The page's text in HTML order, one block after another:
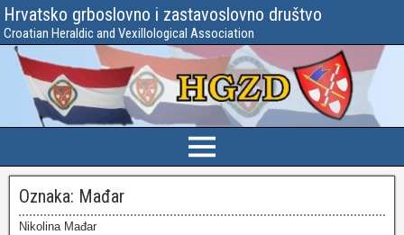
Hrvatsko grboslovno i zastavoslovno društvo
Croatian Heraldic and Vexillological Association
Oznaka: Mađar
Nikolina Mađar